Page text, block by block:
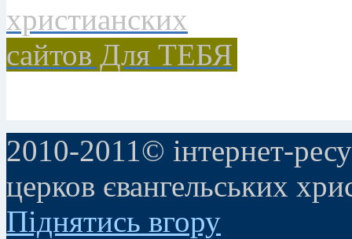
2010-2011© інтернет-
церков євангельських
Піднятись вгору